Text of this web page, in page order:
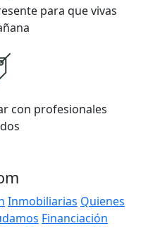
para que vivas
con profesionales
Inmobiliarias Quienes
Financiación